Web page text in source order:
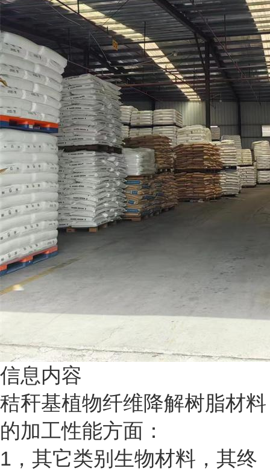
信息内容
秸秆基植物纤维降解树脂材料
的加工性能方面：
1 ，其它类别生物材料，其终